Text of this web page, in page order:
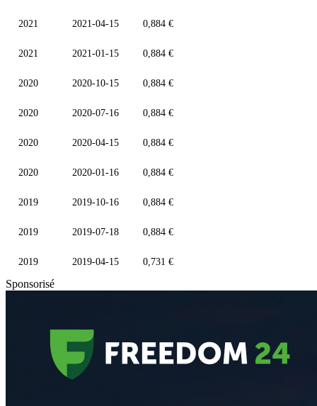
2021 2021-04-15 0,884 €
2021 2021-01-15 0,884 €
2020 2020-10-15 0,884 €
2020 2020-07-16 0,884 €
2020 2020-04-15 0,884 €
2020 2020-01-16 0,884 €
2019 2019-10-16 0,884 €
2019 2019-07-18 0,884 €
2019 2019-04-15 0,731 €
Sponsorisé